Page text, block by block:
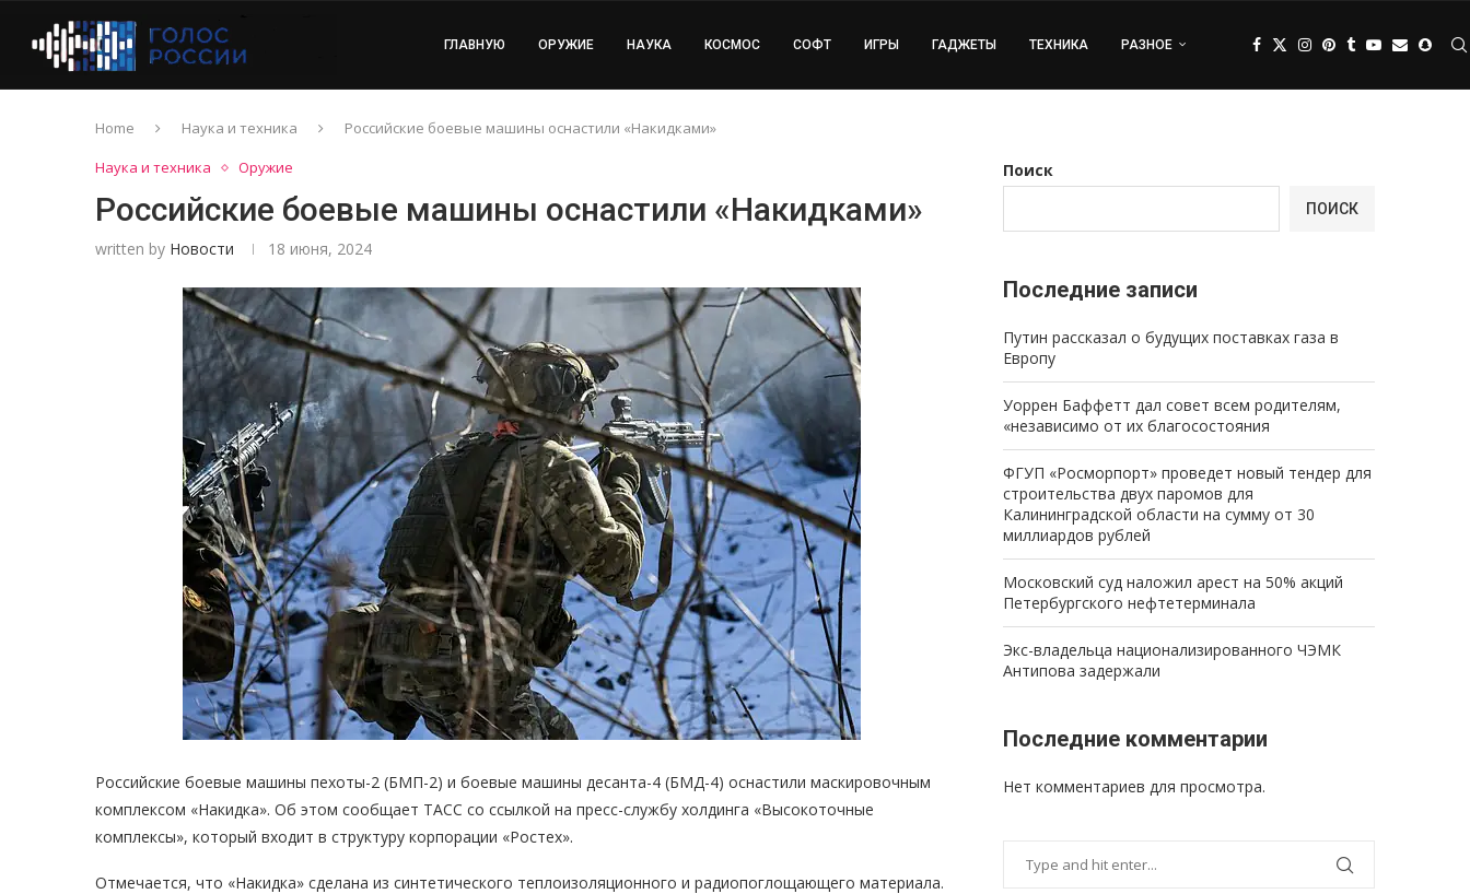
ГЛАВНУЮ ОРУЖИЕ НАУКА КОСМОС СОФТ ИГРЫ ГАДЖЕТЫ ТЕХНИКА РАЗНОЕ
Home Наука и техника
Российские боевые машины оснастили «Накидками»
Наука и техника
Оружие
Российские боевые машины оснастили «Накидками»
written by Новости 18 июня, 2024
Российские боевые машины пехоты-2 (БМП-2) и боевые машины десанта-4 (БМД-4) оснастили маскировочным
комплексом «Накидка». Об этом сообщает ТАСС со ссылкой на пресс-службу холдинга «Высокоточные
комплексы», который входит в структуру корпорации «Ростех».
Отмечается, что «Накидка» сделана из синтетического теплоизоляционного и радиопоглощающего материала.
Поиск
ПОИСК
Последние записи
Путин рассказал о будущих поставках газа в
Европу
Уоррен Баффетт дал совет всем родителям,
«независимо от их благосостояния
ФГУП «Росморпорт» проведет новый тендер для
строительства двух паромов для
Калининградской области на сумму от 30
миллиардов рублей
Московский суд наложил арест на 50% акций
Петербургского нефтетерминала
Экс-владельца национализированного ЧЭМК
Антипова задержали
Последние комментарии
Нет комментариев для просмотра.